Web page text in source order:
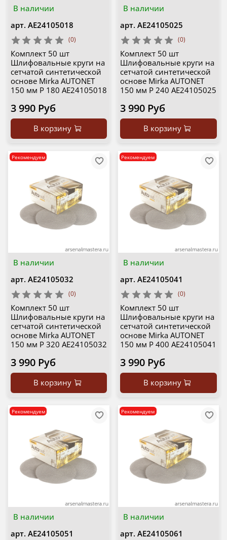
В наличии
арт. AE24105018
(0)
Комплект 50 шт
Шлифовальные круги на
сетчатой синтетической
основе Mirka AUTONET
150 мм P 180 AE24105018
3 990 Руб
В корзину
В наличии
арт. AE24105025
(0)
Комплект 50 шт
Шлифовальные круги на
сетчатой синтетической
основе Mirka AUTONET
150 мм P 240 AE24105025
3 990 Руб
В корзину
В наличии
Рекомендуем
арт. AE24105032
(0)
Комплект 50 шт
Шлифовальные круги на
сетчатой синтетической
основе Mirka AUTONET
150 мм P 320 AE24105032
3 990 Руб
В корзину
В наличии
Рекомендуем
арт. AE24105041
(0)
Комплект 50 шт
Шлифовальные круги на
сетчатой синтетической
основе Mirka AUTONET
150 мм P 400 AE24105041
3 990 Руб
В корзину
В наличии
Рекомендуем
арт. AE24105051
В наличии
Рекомендуем
арт. AE24105061